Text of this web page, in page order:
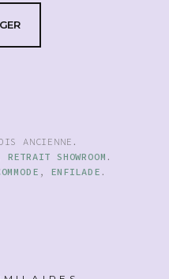
ANCIENNE .
RETRAIT SHOWROOM .
, ENFILADE .